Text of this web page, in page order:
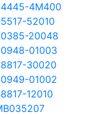
4M400
52010
20048
01003
30020
01002
12010